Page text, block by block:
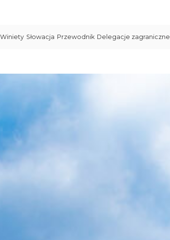
Winiety Słowacja Przewodnik Delegacje zagraniczne